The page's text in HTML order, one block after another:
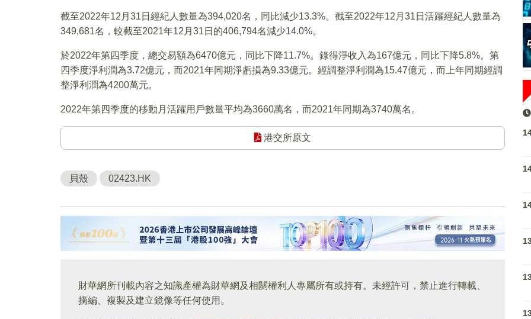
截至2022年12月31日經紀人數量為394,020名，同比減少13.3%。截至2022年12月31日活躍經紀人數量為
349,681名，較截至2021年12月31日的406,794名減少14.0%。
於2022年第四季度，總交易額為6470億元，同比下降11.7%。錄得淨收入為167億元，同比下降5.8%。第
四季度淨利潤為3.72億元，而2021年同期淨虧損為9.33億元。經調整淨利潤為15.47億元，而上年同期經調
整淨利潤為4200萬元。
2022年第四季度的移動月活躍用戶數量平均為3660萬名，而2021年同期為3740萬名。
港交所原文
貝殼 02423.HK
財華網所刊載內容之知識產權為財華網及相關權利人專屬所有或持有。未經許可，禁止進行轉載、
摘編、複製及建立鏡像等任何使用。